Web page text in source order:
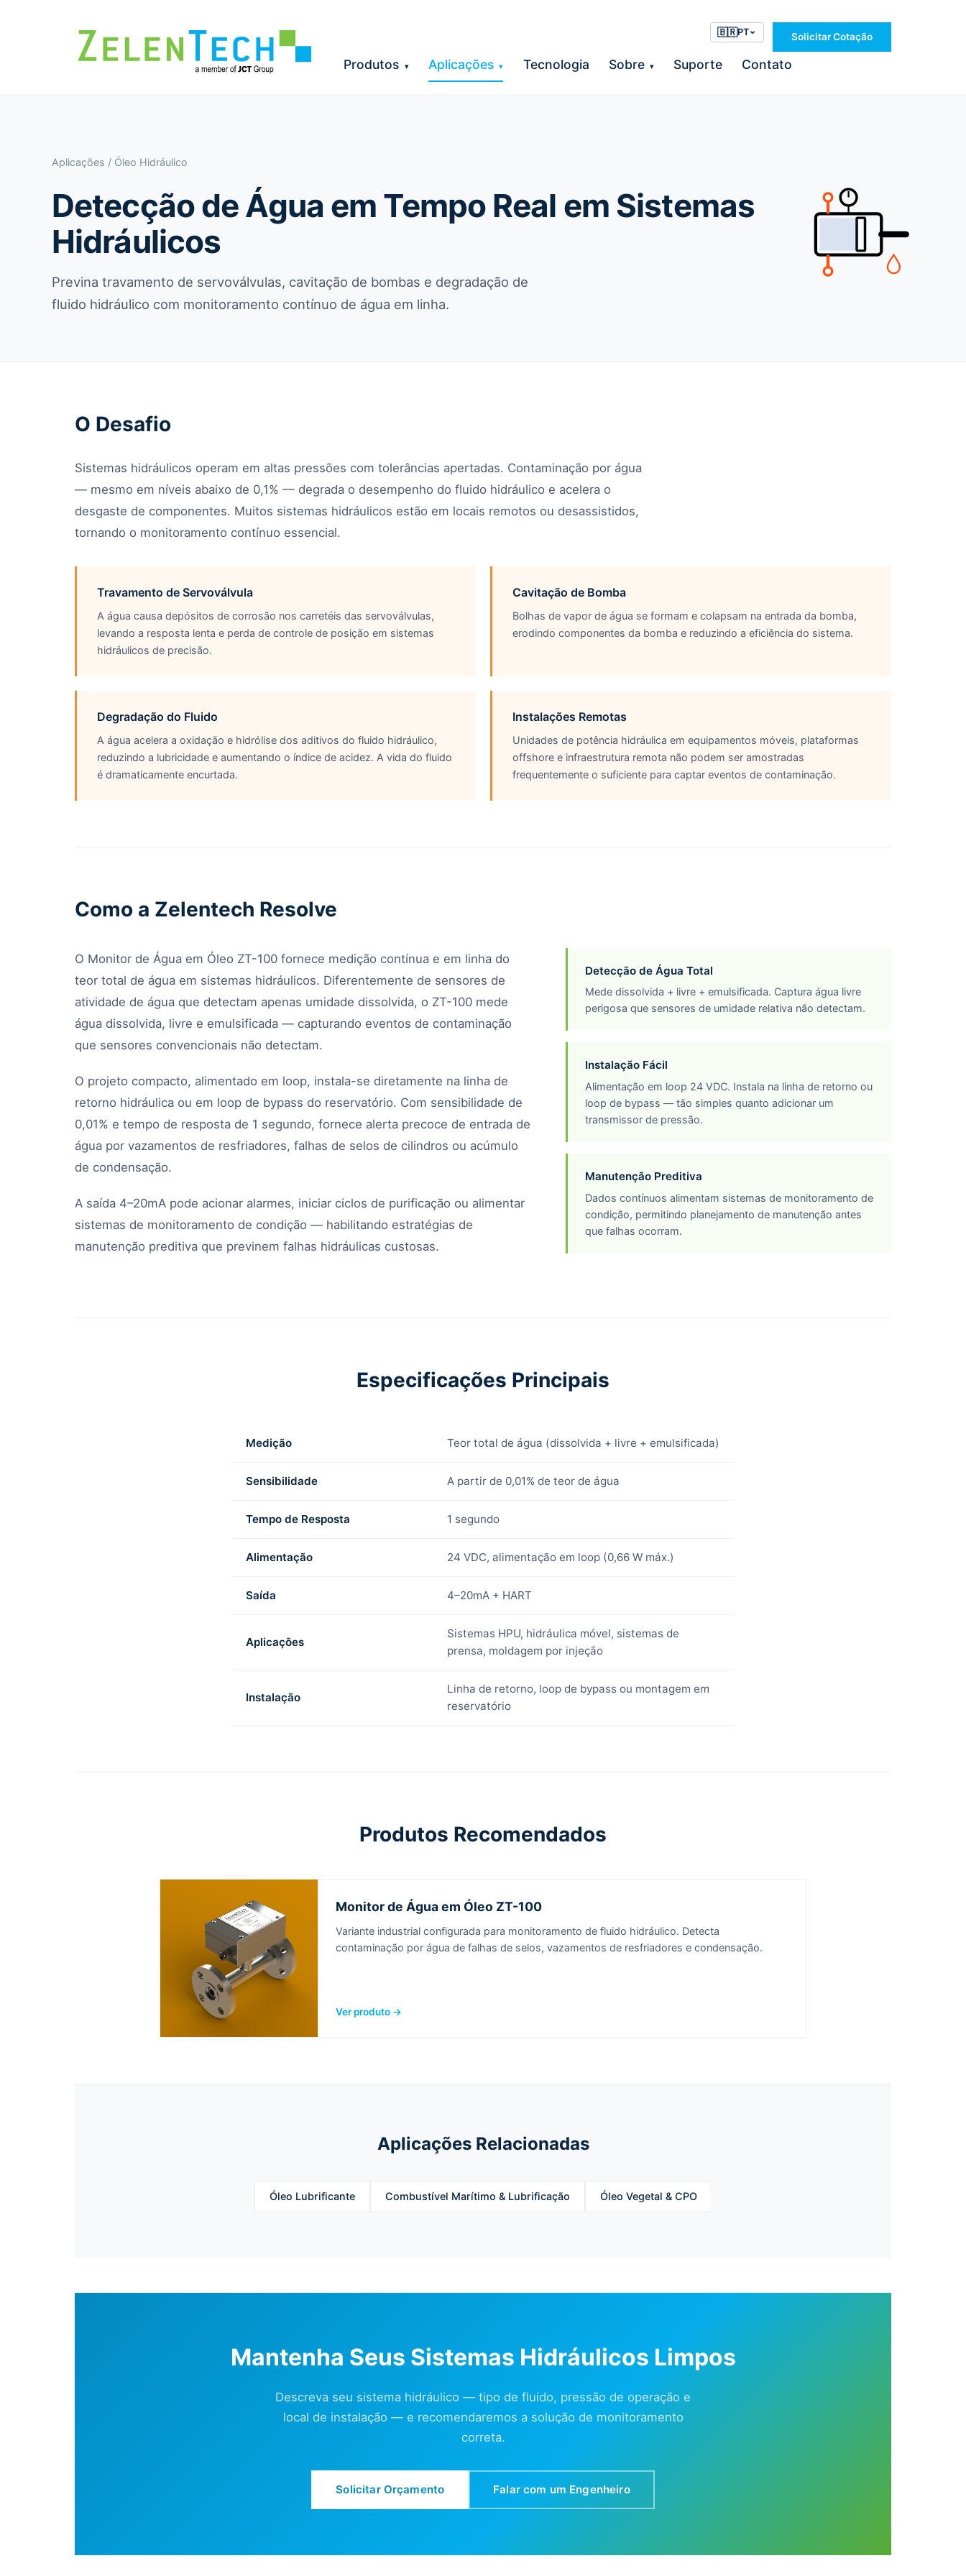
🇧🇷PT Solicitar Cotação
Produtos ▾ Aplicações ▾ Tecnologia Sobre ▾ Suporte Contato
Aplicações / Óleo Hidráulico
Detecção de Água em Tempo Real em Sistemas
Hidráulicos
Previna travamento de servoválvulas, cavitação de bombas e degradação de
fluido hidráulico com monitoramento contínuo de água em linha.
O Desafio
Sistemas hidráulicos operam em altas pressões com tolerâncias apertadas. Contaminação por água
— mesmo em níveis abaixo de 0,1% — degrada o desempenho do fluido hidráulico e acelera o
desgaste de componentes. Muitos sistemas hidráulicos estão em locais remotos ou desassistidos,
tornando o monitoramento contínuo essencial.
Travamento de Servoválvula
A água causa depósitos de corrosão nos carretéis das servoválvulas,
levando a resposta lenta e perda de controle de posição em sistemas
hidráulicos de precisão.
Cavitação de Bomba
Bolhas de vapor de água se formam e colapsam na entrada da bomba,
erodindo componentes da bomba e reduzindo a eficiência do sistema.
Degradação do Fluido
A água acelera a oxidação e hidrólise dos aditivos do fluido hidráulico,
reduzindo a lubricidade e aumentando o índice de acidez. A vida do fluido
é dramaticamente encurtada.
Instalações Remotas
Unidades de potência hidráulica em equipamentos móveis, plataformas
offshore e infraestrutura remota não podem ser amostradas
frequentemente o suficiente para captar eventos de contaminação.
Como a Zelentech Resolve
O Monitor de Água em Óleo ZT-100 fornece medição contínua e em linha do
teor total de água em sistemas hidráulicos. Diferentemente de sensores de
atividade de água que detectam apenas umidade dissolvida, o ZT-100 mede
água dissolvida, livre e emulsificada — capturando eventos de contaminação
que sensores convencionais não detectam.
O projeto compacto, alimentado em loop, instala-se diretamente na linha de
retorno hidráulica ou em loop de bypass do reservatório. Com sensibilidade de
0,01% e tempo de resposta de 1 segundo, fornece alerta precoce de entrada de
água por vazamentos de resfriadores, falhas de selos de cilindros ou acúmulo
de condensação.
A saída 4–20mA pode acionar alarmes, iniciar ciclos de purificação ou alimentar
sistemas de monitoramento de condição — habilitando estratégias de
manutenção preditiva que previnem falhas hidráulicas custosas.
Detecção de Água Total
Mede dissolvida + livre + emulsificada. Captura água livre
perigosa que sensores de umidade relativa não detectam.
Instalação Fácil
Alimentação em loop 24 VDC. Instala na linha de retorno ou
loop de bypass — tão simples quanto adicionar um
transmissor de pressão.
Manutenção Preditiva
Dados contínuos alimentam sistemas de monitoramento de
condição, permitindo planejamento de manutenção antes
que falhas ocorram.
Especificações Principais
Medição Teor total de água (dissolvida + livre + emulsificada)
Sensibilidade A partir de 0,01% de teor de água
Tempo de Resposta 1 segundo
Alimentação 24 VDC, alimentação em loop (0,66 W máx.)
Saída 4–20mA + HART
Aplicações
Sistemas HPU, hidráulica móvel, sistemas de
prensa, moldagem por injeção
Instalação
Linha de retorno, loop de bypass ou montagem em
reservatório
Produtos Recomendados
Monitor de Água em Óleo ZT-100
Variante industrial configurada para monitoramento de fluido hidráulico. Detecta
contaminação por água de falhas de selos, vazamentos de resfriadores e condensação.
Ver produto →
Aplicações Relacionadas
Óleo Lubrificante Combustível Marítimo & Lubrificação Óleo Vegetal & CPO
Mantenha Seus Sistemas Hidráulicos Limpos
Descreva seu sistema hidráulico — tipo de fluido, pressão de operação e
local de instalação — e recomendaremos a solução de monitoramento
correta.
Solicitar Orçamento Falar com um Engenheiro